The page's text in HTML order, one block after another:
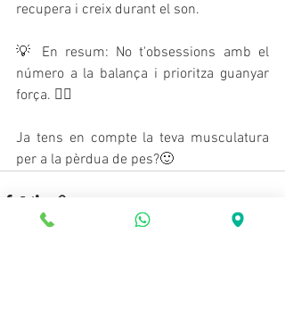
recupera i creix durant el son.
💡 En resum: No t'obsessions amb el
número a la balança i prioritza guanyar
força. 🏋️‍♀️
Ja tens en compte la teva musculatura
per a la pèrdua de pes?🙂